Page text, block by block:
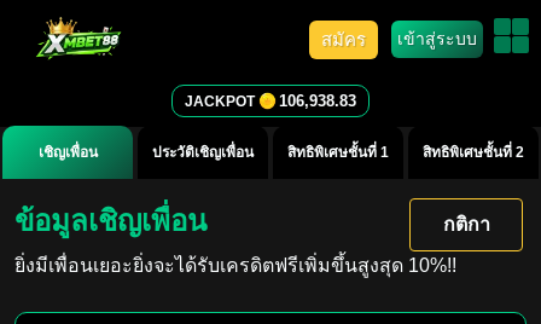
สมัคร เข้าสู่ระบบ
JACKPOT 106,938.83
เชิญเพื่อน ประวัติเชิญเพื่อน สิทธิพิเศษชั้นที่ 1 สิทธิพิเศษชั้นที่ 2
ข้อมูลเชิญเพื่อน
กติกา
ยิ่งมีเพื่อนเยอะยิ่งจะได้รับเครดิตฟรีเพิ่มขึ้นสูงสุด 10%!!